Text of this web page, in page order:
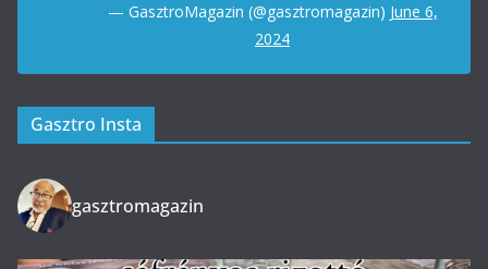
— GasztroMagazin (@gasztromagazin) June 6,
2024
Gasztro Insta
gasztromagazin